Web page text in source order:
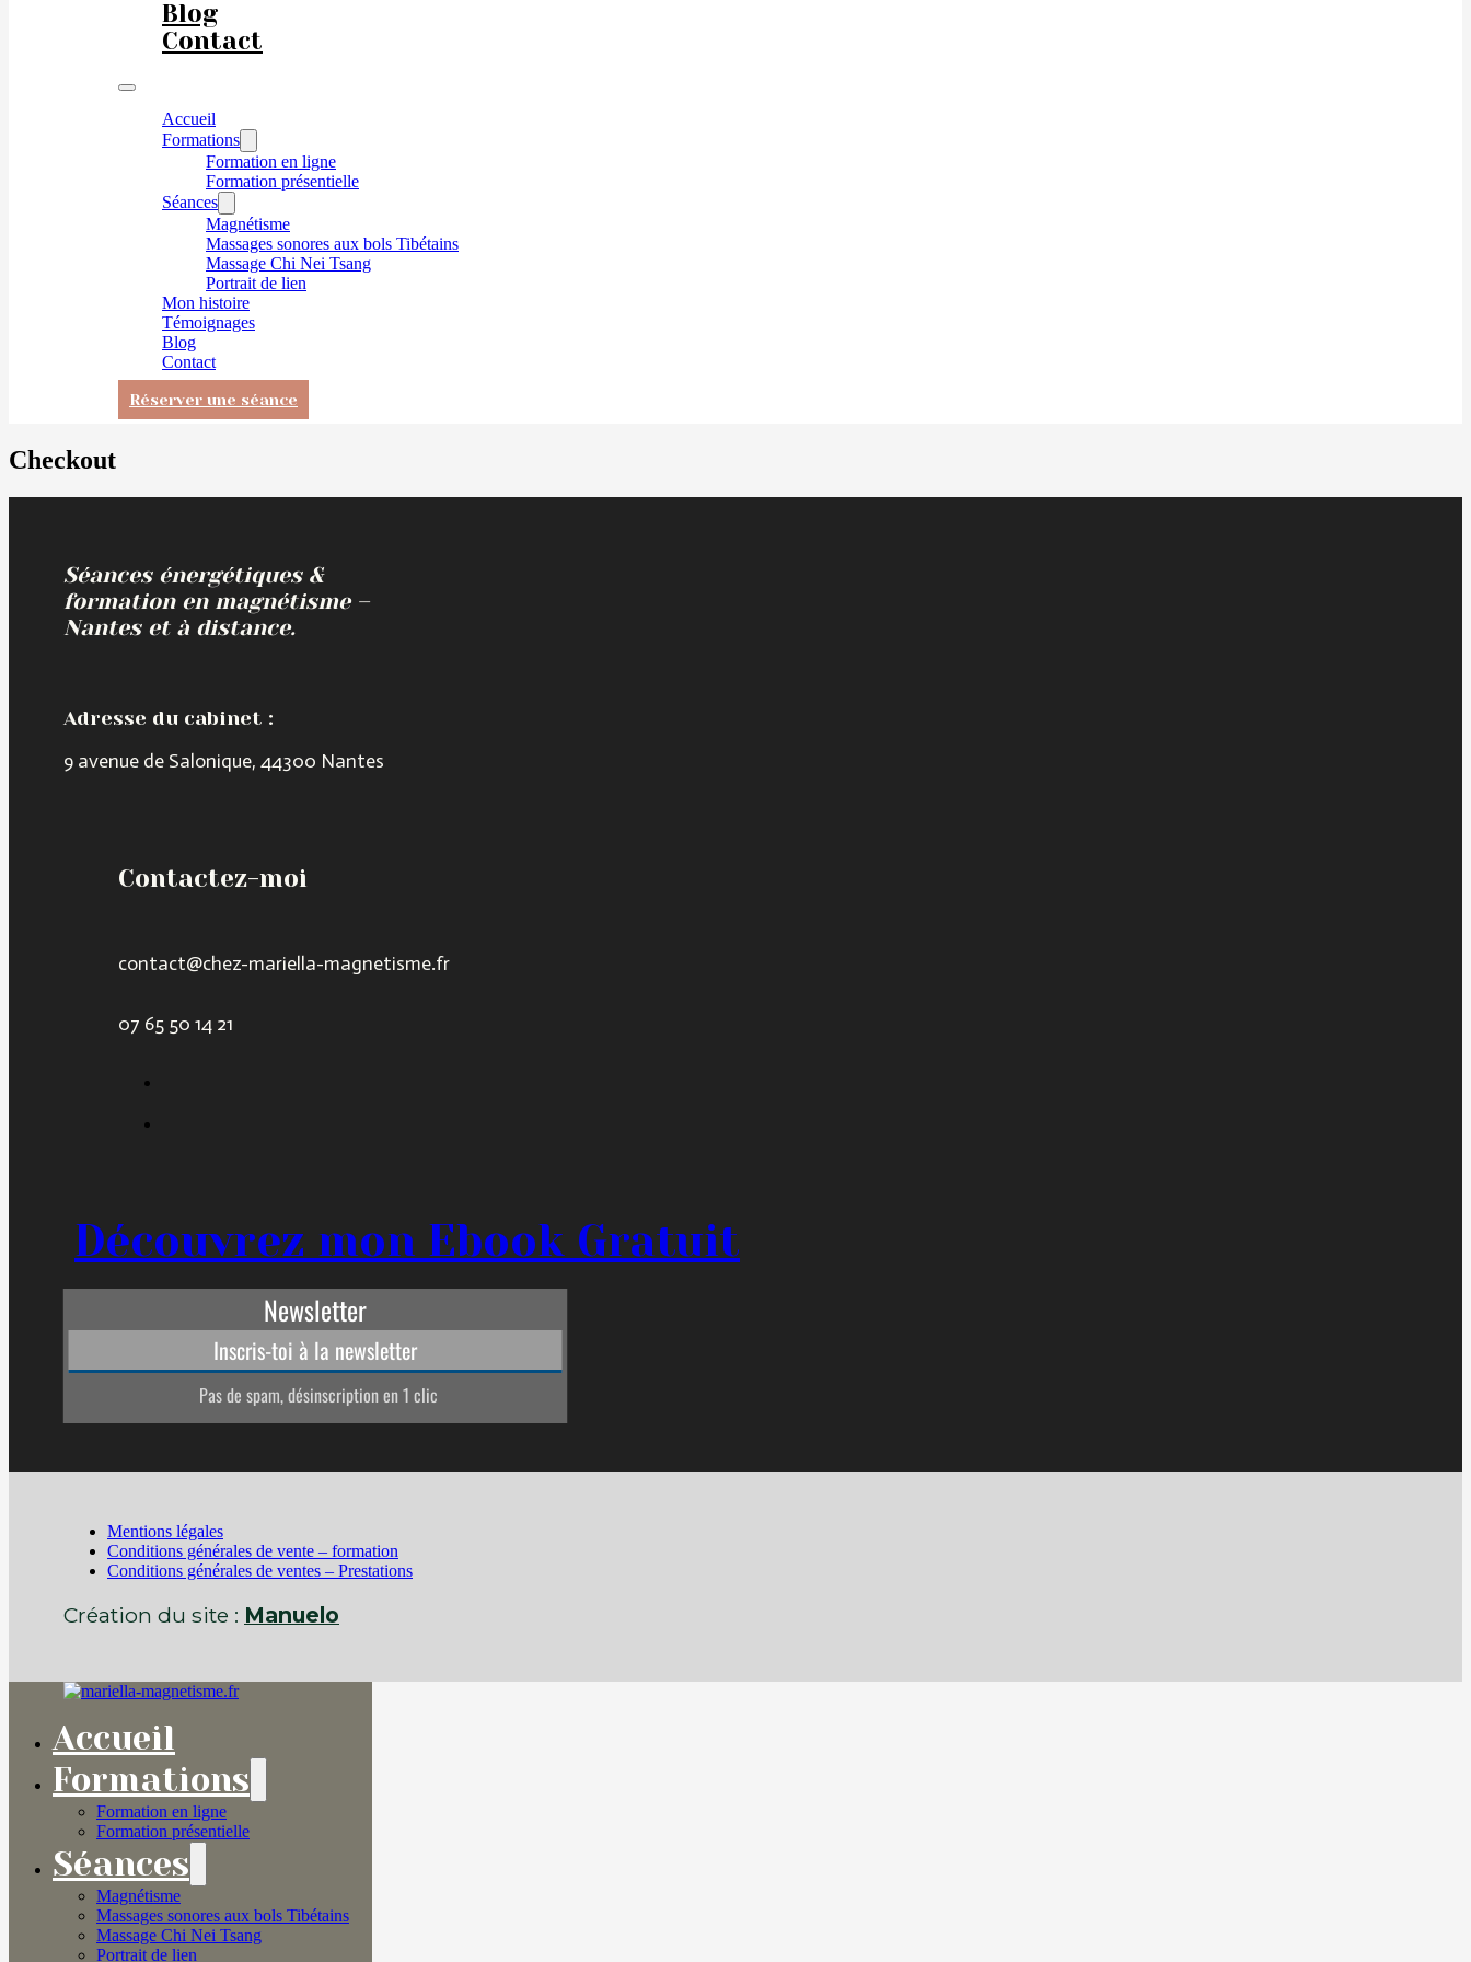
Blog
Contact
Accueil
Formations
Formation en ligne
Formation présentielle
Séances
Magnétisme
Massages sonores aux bols Tibétains
Massage Chi Nei Tsang
Portrait de lien
Mon histoire
Témoignages
Blog
Contact
Réserver une séance
Checkout
Séances énergétiques &
formation en magnétisme –
Nantes et à distance.
Adresse du cabinet :
9 avenue de Salonique, 44300 Nantes
Contactez-moi
contact@chez-mariella-magnetisme.fr
07 65 50 14 21
Découvrez mon Ebook Gratuit
Mentions légales
Conditions générales de vente – formation
Conditions générales de ventes – Prestations
Création du site : Manuelo
Accueil
Formations
Formation en ligne
Formation présentielle
Séances
Magnétisme
Massages sonores aux bols Tibétains
Massage Chi Nei Tsang
Portrait de lien